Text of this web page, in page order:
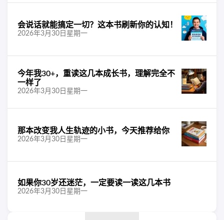
会说话就能搞定一切？这本书刷新你的认知！
2026年3月30日星期一
今年我30+，重读这几本成长书，理解完全不
一样了
2026年3月30日星期一
那本改变我人生轨迹的小书，今天推荐给你
2026年3月30日星期一
如果你30岁还迷茫，一定要读一读这几本书
2026年3月30日星期一